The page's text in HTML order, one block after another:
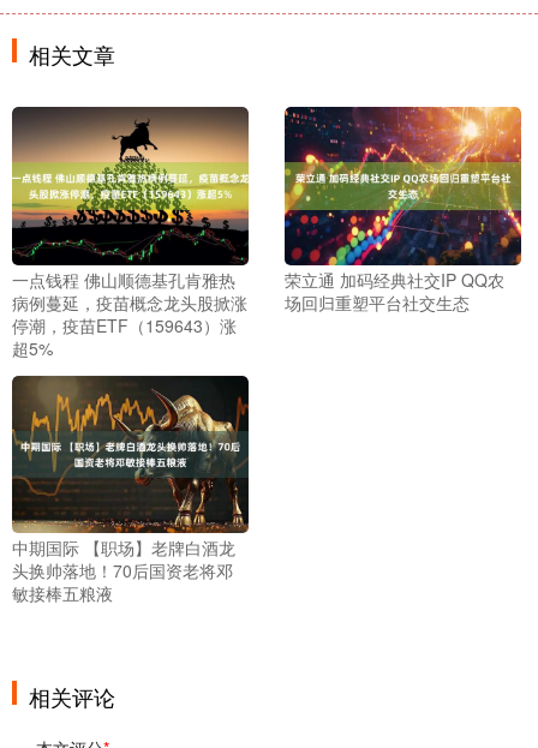
相关文章
一点钱程 佛山顺德基孔肯雅热
病例蔓延，疫苗概念龙头股掀涨
停潮，疫苗ETF（159643）涨
超5%
荣立通 加码经典社交IP QQ农
场回归重塑平台社交生态
中期国际 【职场】老牌白酒龙
头换帅落地！70后国资老将邓
敏接棒五粮液
相关评论